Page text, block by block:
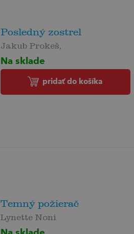
Posledný zostrel
Jakub Prokeš,
Na sklade
pridať do košíka
Temný požierač
Lynette Noni